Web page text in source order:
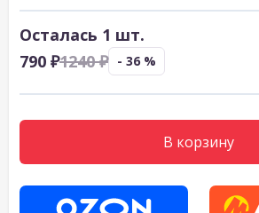
790 ₽1240 ₽ - 36 %
Осталась 1 шт.
В корзину